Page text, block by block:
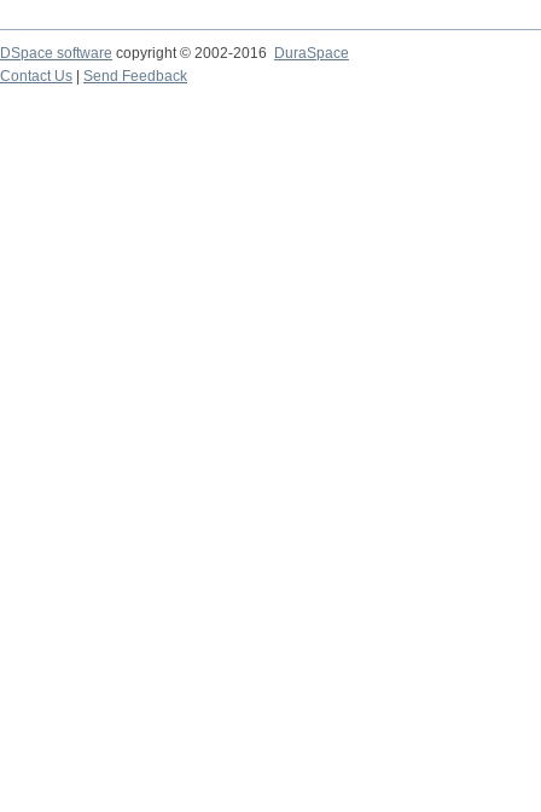
DSpace software copyright © 2002-2016
DuraSpace
Contact Us
Send Feedback